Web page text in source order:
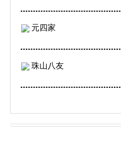
元四家
珠山八友